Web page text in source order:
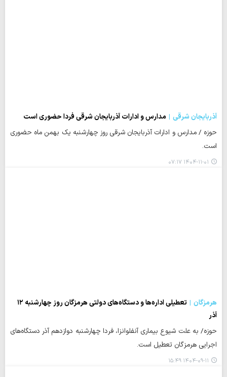
آذربایجان شرقی
مدارس و ادارات آذربایجان شرقی فردا حضوری است
حوزه / مدارس و ادارات آذربایجان شرقی روز چهارشنبه یک بهمن ماه حضوری
است.
۱۴۰۴-۱۱-۰۱ ۰۷:۱۷
هرمزگان
تعطیلی اداره‌ها و دستگاه‌های دولتی هرمزگان روز چهارشنبه ۱۲
آذر
حوزه/ به علت شیوع بیماری آنفلوانزا، فردا چهارشنبه دوازدهم آذر دستگاه‌های
اجرایی هرمزگان تعطیل است.
۱۴۰۴-۰۹-۱۱ ۱۵:۴۹